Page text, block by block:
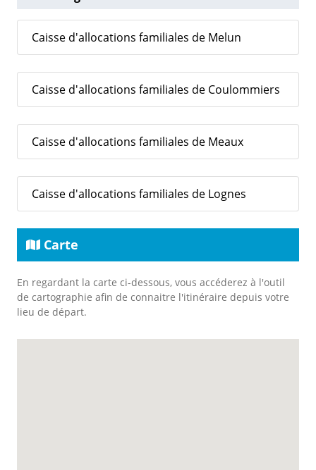
Caisse d'allocations familiales de Melun
Caisse d'allocations familiales de Coulommiers
Caisse d'allocations familiales de Meaux
Caisse d'allocations familiales de Lognes
Carte
En regardant la carte ci-dessous, vous accéderez à l'outil
de cartographie afin de connaitre l'itinéraire depuis votre
lieu de départ.